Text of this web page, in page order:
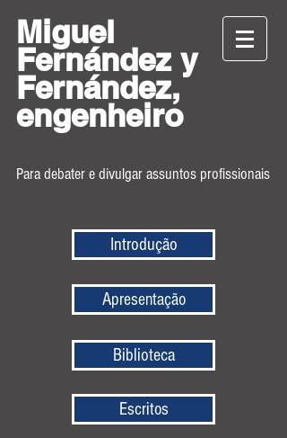
Miguel
Fernández y
Fernández,
engenheiro
Para debater e divulgar assuntos profissionais
Introdução
Apresentação
Biblioteca
Escritos